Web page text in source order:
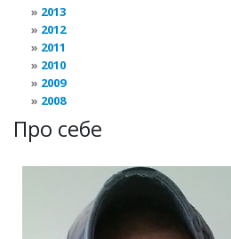
2013
2012
2011
2010
2009
2008
Про себе